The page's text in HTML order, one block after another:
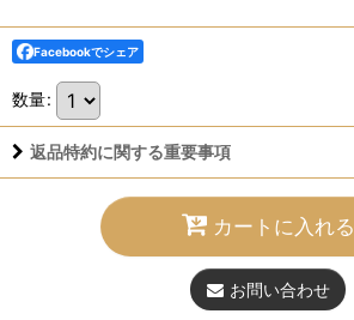
Facebookでシェア
数量:
返品特約に関する重要事項
カートに入れる
お問い合わせ